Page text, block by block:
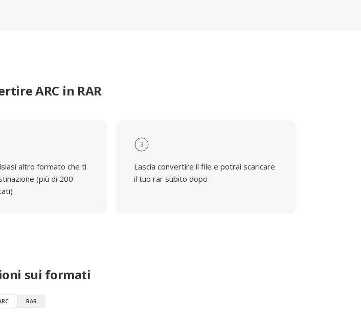
ARC in RAR
altro formato che ti
(più di 200
3
Lascia convertire il file e potrai scaricare
il tuo rar subito dopo
sui formati
RAR